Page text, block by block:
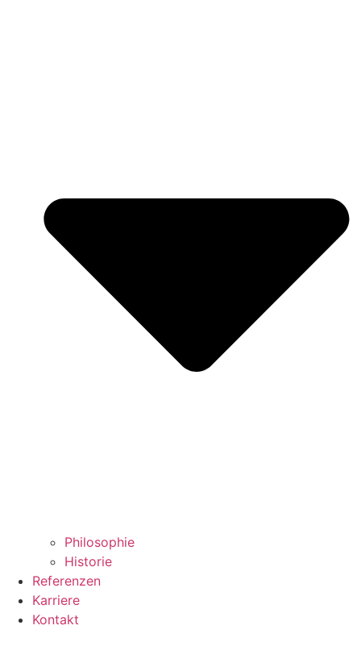
Philosophie
Historie
Referenzen
Karriere
Kontakt